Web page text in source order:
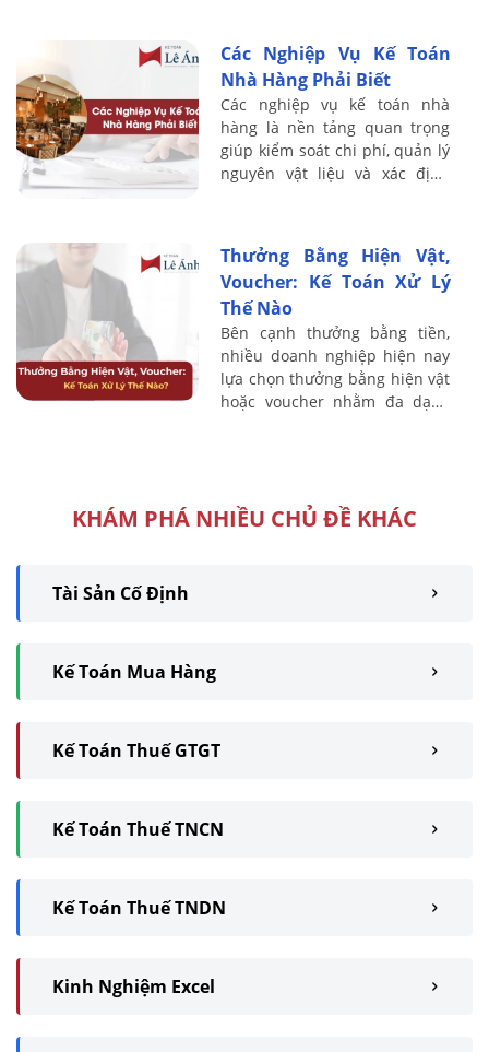
chiến, ...
Các Nghiệp Vụ Kế Toán
Nhà Hàng Phải Biết
Các nghiệp vụ kế toán nhà
hàng là nền tảng quan trọng
giúp kiểm soát chi phí, quản lý
nguyên vật liệu và xác định
thù nhà ...
Thưởng Bằng Hiện Vật,
Voucher: Kế Toán Xử Lý
Thế Nào
Bên cạnh thưởng bằng tiền,
nhiều doanh nghiệp hiện nay
lựa chọn thưởng bằng hiện vật
hoặc voucher nhằm đa dạng
KHÁM PHÁ NHIỀU CHỦ ĐỀ KHÁC
Tài Sản Cố Định
Kế Toán Mua Hàng
Kế Toán Thuế GTGT
Kế Toán Thuế TNCN
Kế Toán Thuế TNDN
Kinh Nghiệm Excel